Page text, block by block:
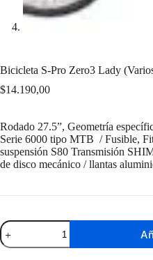
Bicicleta S-Pro Zero3 Lady
$14.190,00
Rodado 27.5”, Geometría
Serie 6000 tipo MTB / Fusible,
suspensión S80 Transmisión
de disco mecánico / llantas
Bicicleta
S-
Pro